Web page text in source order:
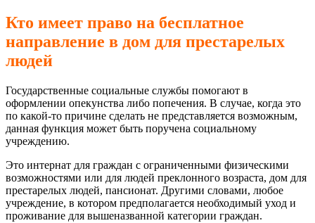
Кто имеет право на бесплатное
направление в дом для престарелых
людей
Государственные социальные службы помогают в
оформлении опекунства либо попечения. В случае, когда это
по какой-то причине сделать не представляется возможным,
данная функция может быть поручена социальному
учреждению.
Это интернат для граждан с ограниченными физическими
возможностями или для людей преклонного возраста, дом для
престарелых людей, пансионат. Другими словами, любое
учреждение, в котором предполагается необходимый уход и
проживание для вышеназванной категории граждан.